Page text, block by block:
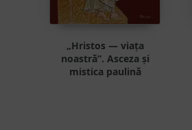
„Hristos — viața
noastră”. Asceza și
mistica paulină